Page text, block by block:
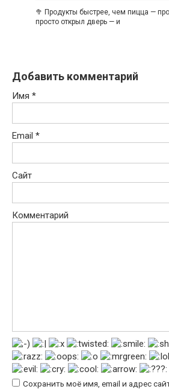
🥦 Продукты быстрее, чем пицца —
просто открыл дверь — и
Добавить комментарий
Имя *
Email *
Сайт
Комментарий
Сохранить моё имя, email и адрес